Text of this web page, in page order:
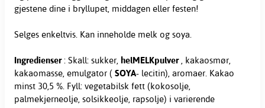
gjestene dine i bryllupet, middagen eller festen!
Selges enkeltvis. Kan inneholde melk og soya.
Ingredienser: Skall: sukker, helMELKpulver, kakaosmør,
kakaomasse, emulgator ( SOYA- lecitin), aromaer. Kakao
minst 30,5 %. Fyll: vegetabilsk fett (kokosolje,
palmekjerneolje, solsikkeolje, rapsolje) i varierende